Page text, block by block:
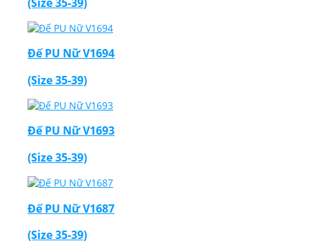
Đế PU Nữ V1694
(Size 35-39)
Đế PU Nữ V1693
(Size 35-39)
Đế PU Nữ V1687
(Size 35-39)